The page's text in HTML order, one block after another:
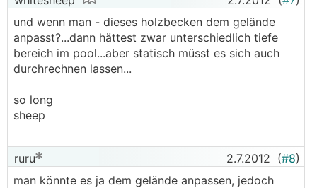
und wenn man - dieses holzbecken dem gelände
anpasst?...dann hättest zwar unterschiedlich tiefe
bereich im pool...aber statisch müsst es sich auch
durchrechnen lassen...
so long
sheep
ruru 2.7.2012 (#8)
man könnte es ja dem gelände anpassen, jedoch